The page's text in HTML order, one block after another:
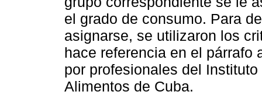
el grado de consumo. Para
asignarse, se utilizaron los
hace referencia en el párrafo
por profesionales del
Alimentos de Cuba.